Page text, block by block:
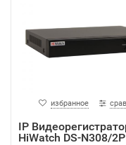
избранное
IP
HiWatch DS-N308/